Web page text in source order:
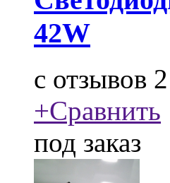
42W
c отзывов 2
+Сравнить
под заказ